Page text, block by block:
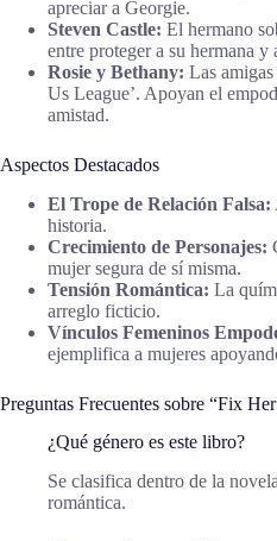
apreciar a Georgie.
Steven Castle: El hermano
entre proteger a su hermana y
Rosie y Bethany: Las
Us League’. Apoyan el
amistad.
Aspectos Destacados
El Trope de Relación Falsa:
historia.
Crecimiento de Personajes:
mujer segura de sí misma.
Tensión Romántica: La
arreglo ficticio.
Vínculos Femeninos
ejemplifica a mujeres
Preguntas Frecuentes sobre “Fix
¿Qué género es este libro?
Se clasifica dentro de la
romántica.